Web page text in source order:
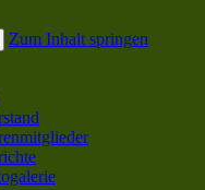
Pieterlen
Zum Inhalt springen